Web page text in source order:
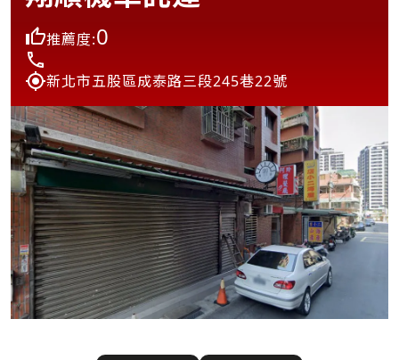
推薦度:0
新北市五股區成泰路三段245巷22號